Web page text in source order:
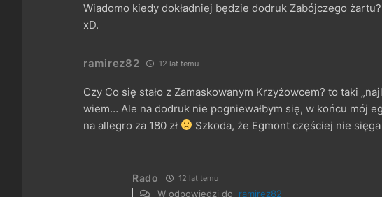
Wiadomo kiedy dokładniej będzie dodruk Zabójczego
xD.
ramirez82 12 lat temu
Czy Co się stało z Zamaskowanym Krzyżowcem? to taki
wiem… Ale na dodruk nie pogniewałbym się, w końcu mój
na allegro za 180 zł
Szkoda, że Egmont częściej nie
Rado 12 lat temu
W odpowiedzi do ramirez82